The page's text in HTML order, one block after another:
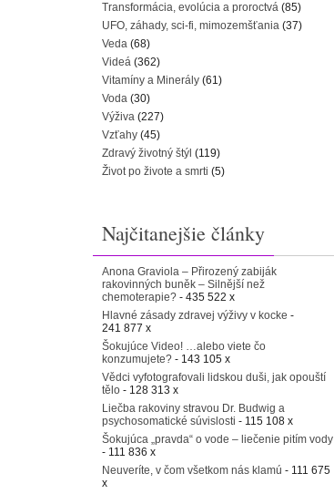
Transformácia, evolúcia a proroctvá (85)
UFO, záhady, sci-fi, mimozemšťania (37)
Veda (68)
Videá (362)
Vitamíny a Minerály (61)
Voda (30)
Výživa (227)
Vzťahy (45)
Zdravý životný štýl (119)
Život po živote a smrti (5)
Najčitanejšie články
Anona Graviola – Přirozený zabiják
rakovinných buněk – Silnější než
chemoterapie? - 435 522 x
Hlavné zásady zdravej výživy v kocke -
241 877 x
Šokujúce Video! …alebo viete čo
konzumujete? - 143 105 x
Vědci vyfotografovali lidskou duši, jak opouští
tělo - 128 313 x
Liečba rakoviny stravou Dr. Budwig a
psychosomatické súvislosti - 115 108 x
Šokujúca „pravda“ o vode – liečenie pitím vody
- 111 836 x
Neuveríte, v čom všetkom nás klamú - 111 675
x